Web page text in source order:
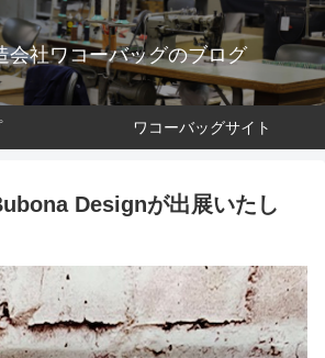
会社ワコーバッグのブログ
ワコーバッグサイト
Designが出展いたし